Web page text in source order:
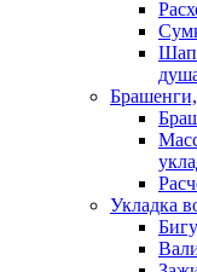
Укладка